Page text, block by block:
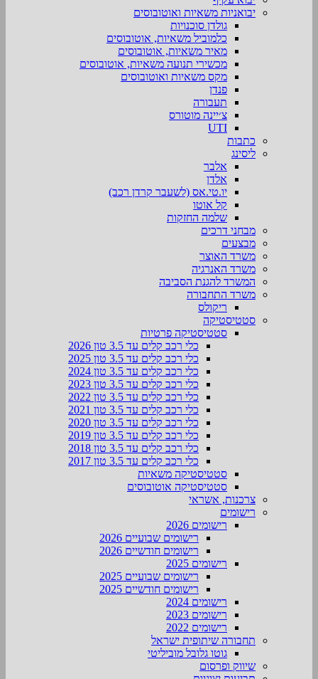
יבואניות משאיות ואוטובוסים
גולדן סוכנויות
כלמוביל משאיות, אוטובוסים
מאיר משאיות, אוטובוסים
מכשירי תנועה משאיות, אוטובוסים
מקס משאיות ואוטובוסים
פנדן
תעבורה
צ׳יינה מוטורס
UTI
כתבות
ליסינג
אלבר
אלדן
יו.טי.אס (לשעבר קרדן רכב)
קל אוטו
שלמה החזקות
מבחני דרכים
מבצעים
משרד האוצר
משרד האנרגיה
המשרד להגנת הסביבה
משרד התחבורה
ריקולס
סטטיסטיקה
סטטיסטיקה פרטיות
כלי רכב קלים עד 3.5 טון 2026
כלי רכב קלים עד 3.5 טון 2025
כלי רכב קלים עד 3.5 טון 2024
כלי רכב קלים עד 3.5 טון 2023
כלי רכב קלים עד 3.5 טון 2022
כלי רכב קלים עד 3.5 טון 2021
כלי רכב קלים עד 3.5 טון 2020
כלי רכב קלים עד 3.5 טון 2019
כלי רכב קלים עד 3.5 טון 2018
כלי רכב קלים עד 3.5 טון 2017
סטטיסטיקה משאיות
סטטיסטיקה אוטובוסים
צרכנות, אשראי
רישומים
רישומים 2026
רישומים שבועיים 2026
רישומים חודשיים 2026
רישומים 2025
רישומים שבועיים 2025
רישומים חודשיים 2025
רישומים 2024
רישומים 2023
רישומים 2022
תחבורה שיתופית ישראל
גוטו גלובל מוביליטי
שיווק ופרסום